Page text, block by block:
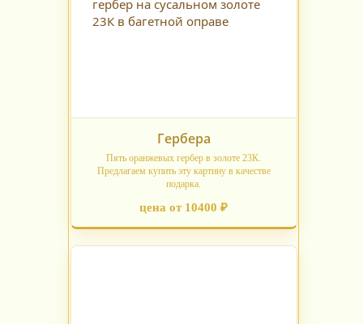
Гербера
Пять оранжевых гербер в золоте 23К.
Предлагаем купить эту картину в качестве
подарка.
цена от 10400 ₽